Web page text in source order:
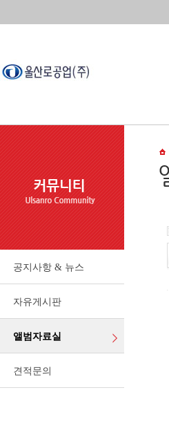
공지사항 & 뉴스
자유게시판
앨범자료실
견적문의